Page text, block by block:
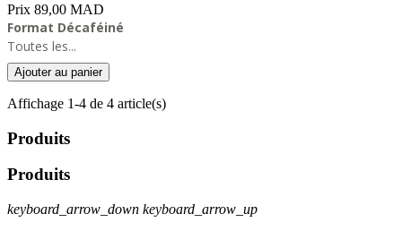
Prix 89,00 MAD
Format Décaféiné
Toutes les...
Ajouter au panier
Affichage 1-4 de 4 article(s)
Produits
Produits
keyboard_arrow_down keyboard_arrow_up